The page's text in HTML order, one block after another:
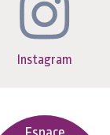
Instagram